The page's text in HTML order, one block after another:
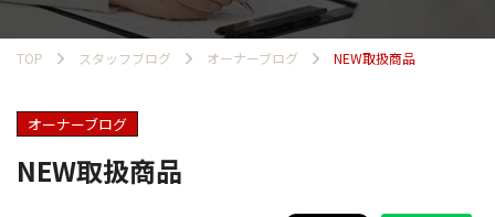
TOP スタッフブログ オーナーブログ NEW取扱商品
オーナーブログ
NEW取扱商品